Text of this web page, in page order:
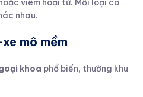
viêm hoại tử. Mỗi loại có
nhau.
mô mềm
khoa phổ biến, thường khu